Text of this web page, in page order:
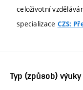
celoživotní
specializace CZS:
Typ (způsob) výuky